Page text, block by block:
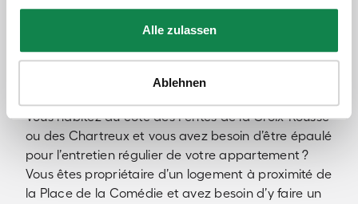
Alle zulassen
Ablehnen
Quel que soit votre besoin, vous pouvez leur confier
l’entretien de votre logement les yeux fermés, ils
s’occupent de tout et vous assurent une prestation
Vous habitez du côté des Pentes de la Croix-Rousse
ou des Chartreux et vous avez besoin d’être épaulé
pour l’entretien régulier de votre appartement ?
Vous êtes propriétaire d’un logement à proximité de
la Place de la Comédie et avez besoin d’y faire un